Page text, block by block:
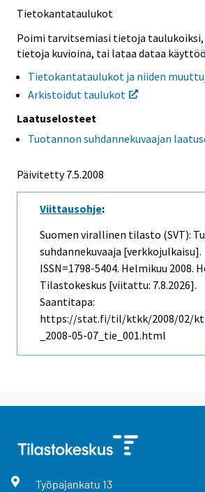
Tietokantataulukot
Poimi tarvitsemiasi tietoja
tietoja kuvioina, tai lataa dataa
Tietokantataulukot ja niiden
Arkistoidut taulukot
Laatuselosteet
Tuotannon suhdannekuvaajan
Päivitetty7.5.2008
Viittausohje:
Suomen virallinen tilasto (SVT):
suhdannekuvaaja [verkkojulkaisu].
ISSN=1798-5404. Helmikuu 2008.
Tilastokeskus [viitattu: 7.8.2026].
Saantitapa:
https://stat.fi/til/ktkk/2008/02/
_2008-05-07_tie_001.html
Työpajankatu 13